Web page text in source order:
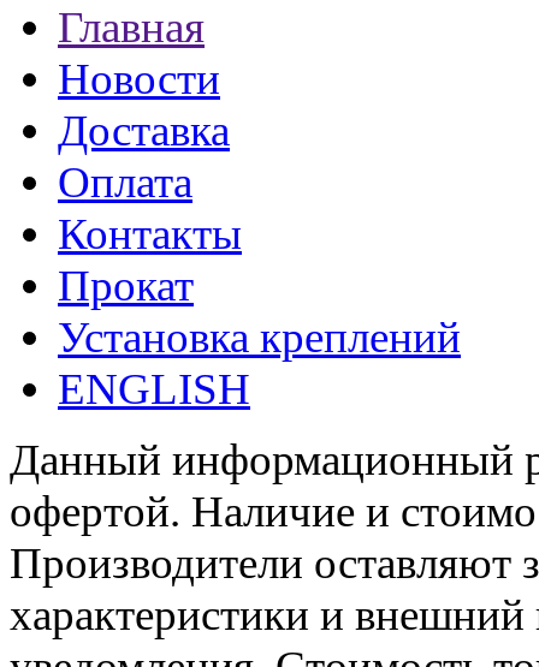
Главная
Новости
Доставка
Оплата
Контакты
Прокат
Установка креплений
ENGLISH
Данный информационный
офертой. Наличие и
Производители оставляют
характеристики и внешний